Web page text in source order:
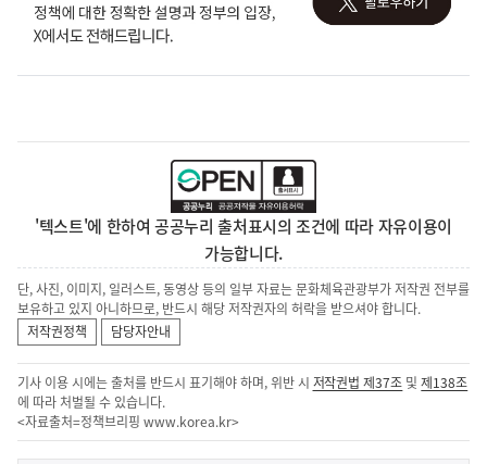
'텍스트'에 한하여 공공누리 출처표시의 조건에 따라 자유이용이
가능합니다.
단, 사진, 이미지, 일러스트, 동영상 등의 일부 자료는 문화체육관광부가 저작권 전부를
보유하고 있지 아니하므로, 반드시 해당 저작권자의 허락을 받으셔야 합니다.
저작권정책
담당자안내
기사 이용 시에는 출처를 반드시 표기해야 하며, 위반 시 저작권법 제37조 및제138조
에 따라 처벌될 수 있습니다.
<자료출처=정책브리핑 www.korea.kr>